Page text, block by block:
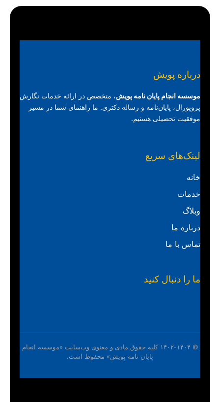
درباره پویش
موسسه انجام پایان نامه پویش، متخصص در ارائه خدمات نگارش
پروپوزال، پایان‌نامه و رساله دکتری. ما راهنمای شما در مسیر
موفقیت تحصیلی هستیم.
لینک‌های سریع
خانه
خدمات
وبلاگ
درباره ما
تماس با ما
ما را دنبال کنید
© ۱۴۰۲-۱۴۰۴ کلیه حقوق مادی و معنوی وب‌سایت «موسسه انجام
پایان نامه پویش» محفوظ است.